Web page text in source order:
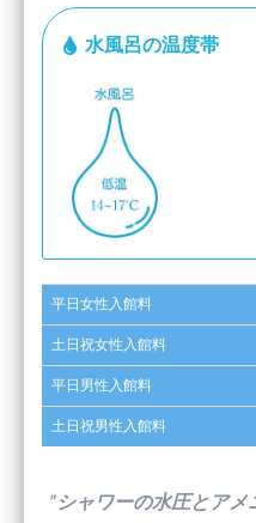
水風呂の温度帯
平日女性入館料
土日祝女性入館料
平日男性入館料
土日祝男性入館料
”シャワーの水圧とア